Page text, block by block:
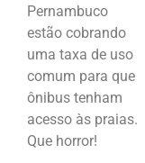
Pernambuco
estão cobrando
uma taxa de uso
comum para que
ônibus tenham
acesso às praias.
Que horror!